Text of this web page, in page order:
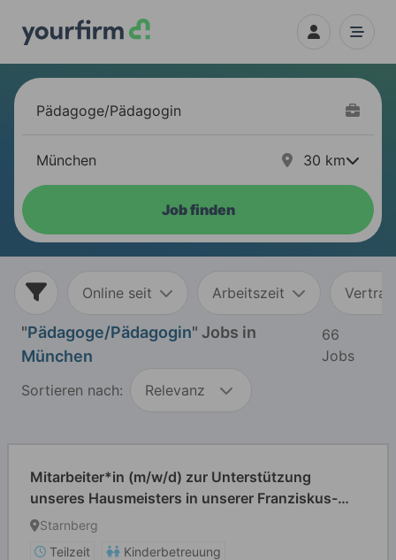
30 km
Job finden
Online seit Arbeitszeit
"Pädagoge/Pädagogin" Jobs in
München
66
Jobs
Sortieren nach:
Relevanz
Mitarbeiter*in (m/w/d) zur Unterstützung
unseres Hausmeisters in unserer Franziskus-
Schule und Heilpädagogischen Tagesstätte in
Starnberg
Teilzeit
Kinderbetreuung